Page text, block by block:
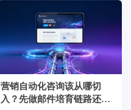
营销自动化咨询该从哪切
入？先做邮件培育链路还是